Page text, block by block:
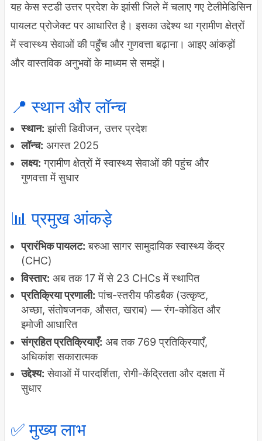
यह केस स्टडी उत्तर प्रदेश के झांसी जिले में चलाए गए टेलीमेडिसिन
पायलट प्रोजेक्ट पर आधारित है। इसका उद्देश्य था ग्रामीण क्षेत्रों
में स्वास्थ्य सेवाओं की पहुँच और गुणवत्ता बढ़ाना। आइए आंकड़ों
और वास्तविक अनुभवों के माध्यम से समझें।
📍 स्थान और लॉन्च
स्थान: झांसी डिवीजन, उत्तर प्रदेश
लॉन्च: अगस्त 2025
लक्ष्य: ग्रामीण क्षेत्रों में स्वास्थ्य सेवाओं की पहुंच और
गुणवत्ता में सुधार
📊 प्रमुख आंकड़े
प्रारंभिक पायलट: बरुआ सागर सामुदायिक स्वास्थ्य केंद्र
(CHC)
विस्तार: अब तक 17 में से 23 CHCs में स्थापित
प्रतिक्रिया प्रणाली: पांच-स्तरीय फीडबैक (उत्कृष्ट,
अच्छा, संतोषजनक, औसत, खराब) — रंग-कोडित और
इमोजी आधारित
संग्रहित प्रतिक्रियाएँ: अब तक 769 प्रतिक्रियाएँ,
अधिकांश सकारात्मक
उद्देश्य: सेवाओं में पारदर्शिता, रोगी-केंद्रितता और दक्षता में
सुधार
✅ मुख्य लाभ